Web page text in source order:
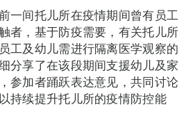
一间托儿所在疫情期间曾有员工
者，基于防疫需要，有关托儿所
工及幼儿需进行隔离医学观察的
分享了在该段期间支援幼儿及家
参加者踊跃表达意见，共同讨论
持续提升托儿所的疫情防控能